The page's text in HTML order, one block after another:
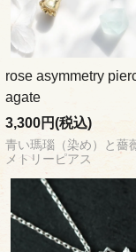
rose asymmetry
agate
3,300円(税込)
青い瑪瑙（染め）と薔
メトリーピアス